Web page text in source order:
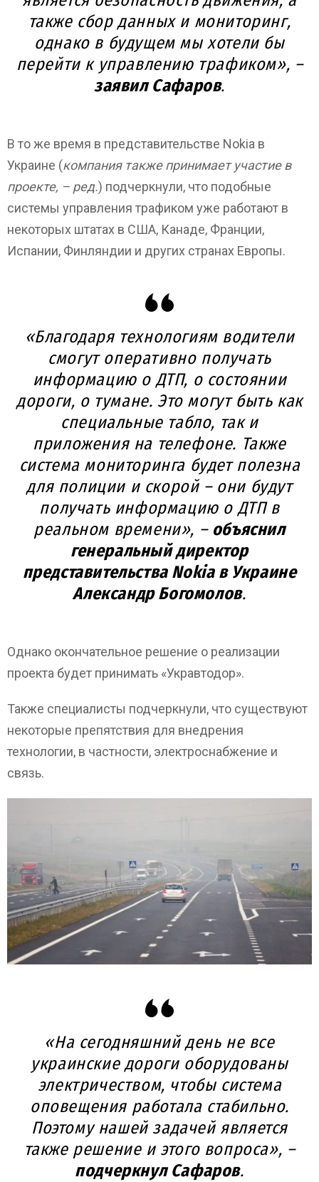
также сбор данных и мониторинг,
однако в будущем мы хотели бы
перейти к управлению трафиком», –
заявил Сафаров.
В то же время в представительстве Nokia в
Украине (компания также принимает участие в
проекте, – ред.) подчеркнули, что подобные
системы управления трафиком уже работают в
некоторых штатах в США, Канаде, Франции,
Испании, Финляндии и других странах Европы.
«Благодаря технологиям водители
смогут оперативно получать
информацию о ДТП, о состоянии
дороги, о тумане. Это могут быть как
специальные табло, так и
приложения на телефоне. Также
система мониторинга будет полезна
для полиции и скорой – они будут
получать информацию о ДТП в
реальном времени», – объяснил
генеральный директор
представительства Nokia в Украине
Александр Богомолов.
Однако окончательное решение о реализации
проекта будет принимать «Укравтодор».
Также специалисты подчеркнули, что существуют
некоторые препятствия для внедрения
технологии, в частности, электроснабжение и
связь.
«На сегодняшний день не все
украинские дороги оборудованы
электричеством, чтобы система
оповещения работала стабильно.
Поэтому нашей задачей является
также решение и этого вопроса», –
подчеркнул Сафаров.